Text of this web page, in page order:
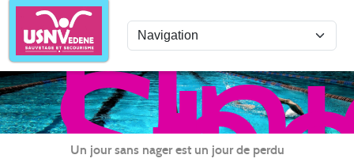
Un jour sans nager est un jour de perdu
Panneau de gestion des cookies